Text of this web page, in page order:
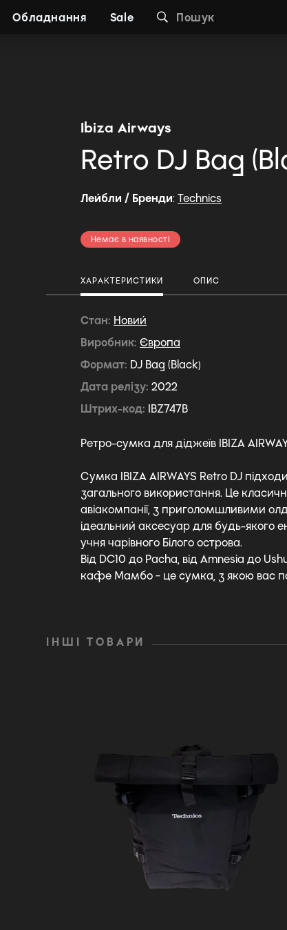
Обладнання Sale Пошук
Ibiza Airways
Retro DJ Bag
Лейбли / Бренди: Technics
Немає в наявності
ХАРАКТЕРИСТИКИ ОПИС
Стан Новий
Виробник Європа
Формат DJ Bag (Black)
Дата релізу 2022
Штрих-код IBZ747B
Ретро-сумка для діджеїв IBIZA
Сумка IBIZA AIRWAYS Retro DJ
загального використання. Це
авіакомпанії, з приголомшливими
ідеальний аксесуар для будь-якого
учня чарівного Білого острова.
Від DC10 до Pacha, від Amnesia до
кафе Мамбо - це сумка, з якою вас
ІНШІ ТОВАРИ